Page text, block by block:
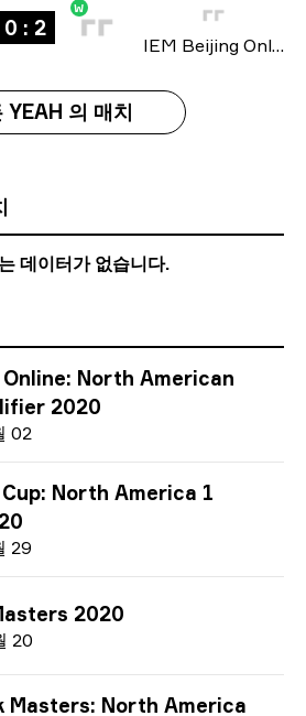
0 : 2
W
IEM Beijing Online: North American closed qualifier 2020
YEAH 의 매치
데이터가 없습니다.
Online: North American
2020
02
Cup: North America 1
29
2020
20
Masters: North America